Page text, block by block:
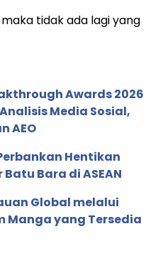
maka tidak ada lagi yang
Awards 2026
Media Sosial,
AEO
Hentikan
Bara di ASEAN
Global melalui
Manga yang Tersedia